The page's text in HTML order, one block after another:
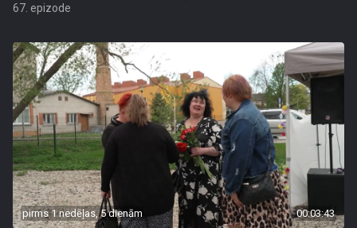
67. epizode
pirms 1 nedēļas, 5 dienām 00:03:43